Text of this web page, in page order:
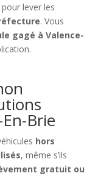
lever les
. Vous
gagé à Valence-
Brie
hors
, même s’ils
gratuit ou